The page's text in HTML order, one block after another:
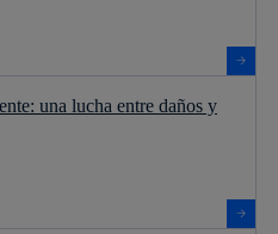
una lucha entre daños y